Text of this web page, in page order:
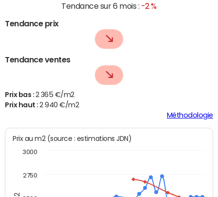
Tendance sur 6 mois : -2 %
Tendance prix
Tendance ventes
Prix bas : 2 365 €/m2
Prix haut :2 940 €/m2
Méthodologie
Prix au m2 (source : estimations JDN)
2750
3000